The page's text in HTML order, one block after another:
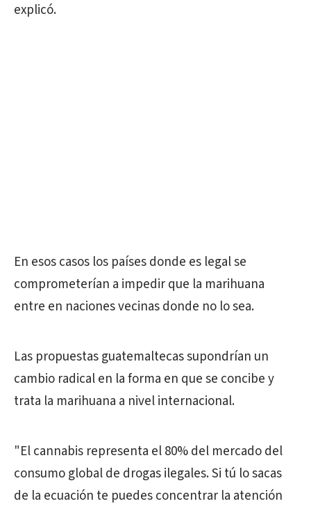
explicó.
En esos casos los países donde es legal se
comprometerían a impedir que la marihuana
entre en naciones vecinas donde no lo sea.
Las propuestas guatemaltecas supondrían un
cambio radical en la forma en que se concibe y
trata la marihuana a nivel internacional.
"El cannabis representa el 80% del mercado del
consumo global de drogas ilegales. Si tú lo sacas
de la ecuación te puedes concentrar la atención